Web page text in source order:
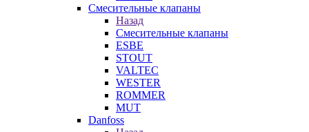
Смесительные клапаны
Назад
Смесительные клапаны
ESBE
STOUT
VALTEC
WESTER
ROMMER
MUT
Danfoss